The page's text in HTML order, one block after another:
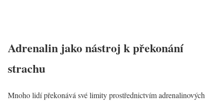
Adrenalin jako nástroj k překonání
strachu
Mnoho lidí překonává své limity prostřednictvím adrenalinových